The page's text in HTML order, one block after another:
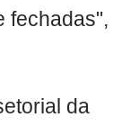
fechadas",
da